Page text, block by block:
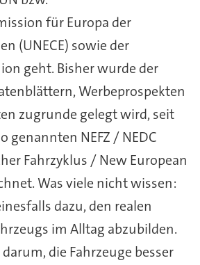
für Europa der
(UNECE) sowie der
geht. Bisher wurde der
Werbeprospekten
zugrunde gelegt wird, seit
genannten NEFZ / NEDC
Fahrzyklus / New European
Was viele nicht wissen:
dazu, den realen
im Alltag abzubilden.
die Fahrzeuge besser